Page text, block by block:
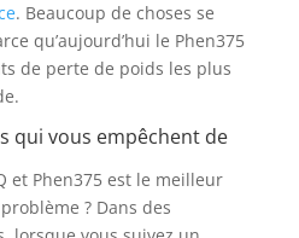
. Beaucoup de choses se
qu’aujourd’hui le Phen375
de perte de poids les plus
qui vous empêchent de
et Phen375 est le meilleur
? Dans des